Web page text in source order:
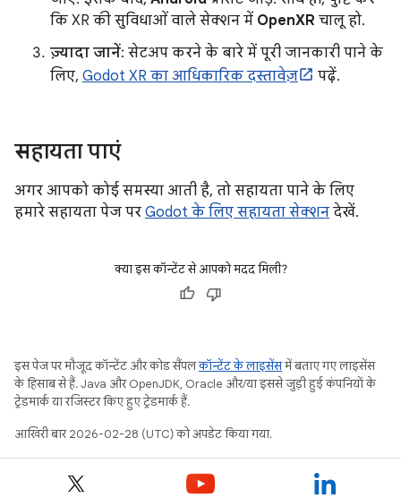
कि XR की सुविधाओं वाले सेक्शन में OpenXR चालू हो.
ज़्यादा जानें: सेटअप करने के बारे में पूरी जानकारी पाने के
लिए, Godot XR का आधिकारिक दस्तावेज़ पढ़ें.
सहायता पाएं
अगर आपको कोई समस्या आती है, तो सहायता पाने के लिए
हमारे सहायता पेज पर Godot के लिए सहायता सेक्शन देखें.
क्या इस कॉन्टेंट से आपको मदद मिली?
इस पेज पर मौजूद कॉन्टेंट और कोड सैंपलकॉन्टेंट के लाइसेंसमें बताए गए लाइसेंस
के हिसाब से हैं. Java और OpenJDK, Oracle और/या इससे जुड़ी हुई कंपनियों के
ट्रेडमार्क या रजिस्टर किए हुए ट्रेडमार्क हैं.
आखिरी बार 2026-02-28 (UTC) को अपडेट किया गया.